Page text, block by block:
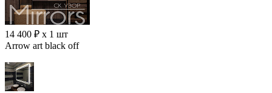
14 400 ₽ x 1 шт
Arrow art black off